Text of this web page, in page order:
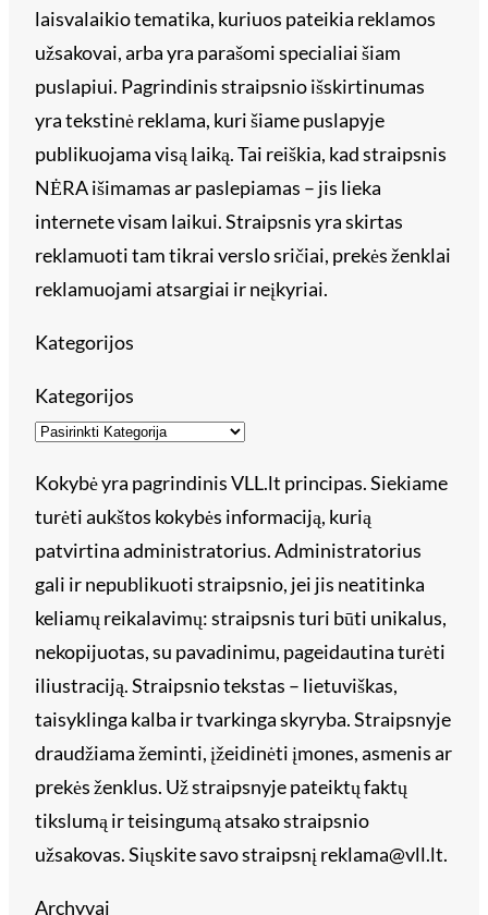
laisvalaikio tematika, kuriuos pateikia reklamos
užsakovai, arba yra parašomi specialiai šiam
puslapiui. Pagrindinis straipsnio išskirtinumas
yra tekstinė reklama, kuri šiame puslapyje
publikuojama visą laiką. Tai reiškia, kad straipsnis
NĖRA išimamas ar paslepiamas – jis lieka
internete visam laikui. Straipsnis yra skirtas
reklamuoti tam tikrai verslo sričiai, prekės ženklai
reklamuojami atsargiai ir neįkyriai.
Kategorijos
Kategorijos
Kokybė yra pagrindinis VLL.lt principas. Siekiame
turėti aukštos kokybės informaciją, kurią
patvirtina administratorius. Administratorius
gali ir nepublikuoti straipsnio, jei jis neatitinka
keliamų reikalavimų: straipsnis turi būti unikalus,
nekopijuotas, su pavadinimu, pageidautina turėti
iliustraciją. Straipsnio tekstas – lietuviškas,
taisyklinga kalba ir tvarkinga skyryba. Straipsnyje
draudžiama žeminti, įžeidinėti įmones, asmenis ar
prekės ženklus. Už straipsnyje pateiktų faktų
tikslumą ir teisingumą atsako straipsnio
užsakovas. Siųskite savo straipsnį reklama@vll.lt.
Archyvai